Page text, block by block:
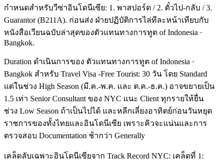
กำหนดสำหรับวีซ่าอินโดนีเซีย: 1. พาสปอร์ต / 2. ตั๋วไป-กลับ / 3.
Guarantor (B211A). ก่อนส่ง ฝ่ายปฏิบัติการไล่ทีละหน้าเทียบกับ
หนังสือเวียนฉบับล่าสุดของตัวแทนทางการทูต of Indonesia ·
Bangkok.
Duration ดำเนินการของ ตัวแทนทางการทูต of Indonesia ·
Bangkok สำหรับ Travel Visa -Free Tourist: 30 วัน โดย Standard
แต่ในช่วง High Season (มี.ค.-พ.ค. และ ต.ค.-ธ.ค.) อาจขยายเป็น
1.5 เท่า Senior Consultant ของ NYC แนะ Client ทุกรายให้ยื่น
ช่วง Low Season ถ้าเป็นไปได้ และหลีกเลี่ยงอาทิตย์ก่อนวันหยุด
ราชการของทั้งไทยและอินโดนีเซีย เพราะคิวจะแน่นและการ
ตรวจสอบ Documentation ช้ากว่า Generally
เคล็ดลับเฉพาะอินโดนีเซียจาก Track Record NYC: เคล็ดที่ 1: